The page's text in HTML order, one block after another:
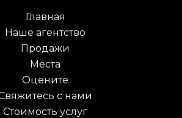
Главная
Наше агентство
Продажи
Места
Оцените
с нами
Стоимость услуг